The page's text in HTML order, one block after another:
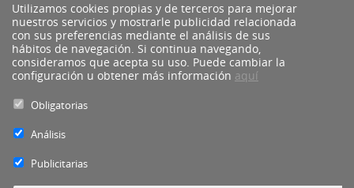
*descuento no acumulable a otras ofertas o promociones.
Utilizamos cookies propias y de terceros para mejorar
nuestros servicios y mostrarle publicidad relacionada
con sus preferencias mediante el análisis de sus
hábitos de navegación. Si continua navegando,
consideramos que acepta su uso. Puede cambiar la
configuración u obtener más información aquí
Obligatorias
Análisis
Publicitarias